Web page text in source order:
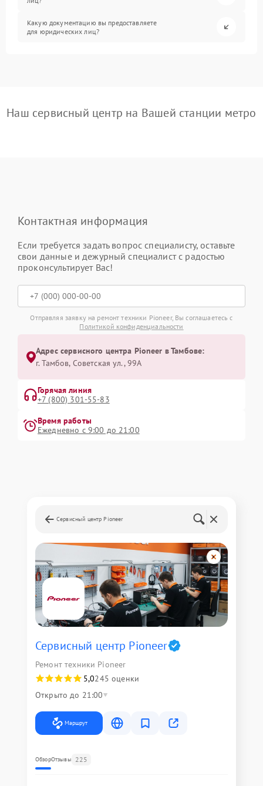
Какую документацию вы предоставляете
для юридических лиц?
Наш сервисный центр на Вашей станции метро
Контактная информация
Если требуется задать вопрос специалисту, оставьте
свои данные и дежурный специалист с радостью
проконсультирует Вас!
Отправляя заявку на ремонт техники Pioneer, Вы соглашаетесь с
Политикой конфиденциальности
Адрес сервисного центра Pioneer в Тамбове:
г. Тамбов, Советская ул., 99А
Горячая линия
+7 (800) 301-55-83
Время работы
Ежедневно с 9:00 до 21:00
Сервисный центр Pioneer
Сервисный центр Pioneer
Ремонт техники Pioneer
5,0245 оценки
Открыто до 21:00
Маршрут
ОбзорОтзывы 225